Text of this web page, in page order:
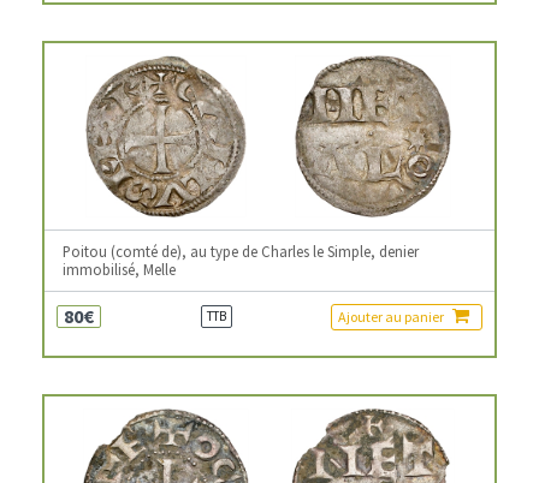
Poitou (comté de), au type de Charles le Simple, denier
immobilisé, Melle
80€ TTB Ajouter au panier